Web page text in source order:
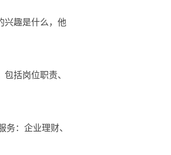
兴趣是什么，他
括岗位职责、
：企业理财、